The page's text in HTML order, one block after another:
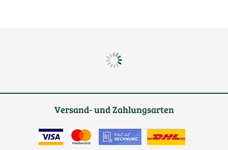
Versand- und Zahlungsarten